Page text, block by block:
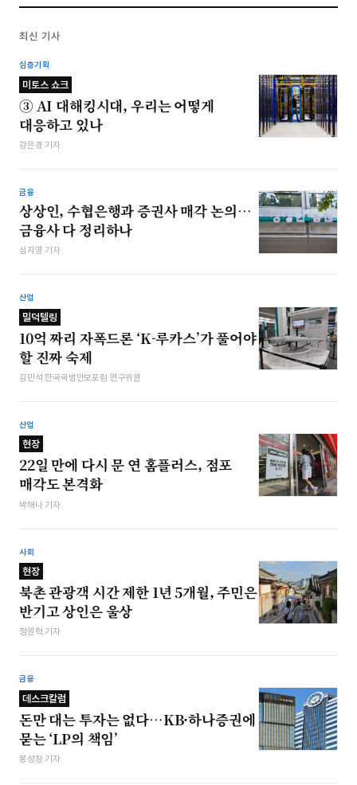
최신 기사
심층기획
미토스 쇼크
③ AI 대해킹시대, 우리는 어떻게
대응하고 있나
강은경 기자
금융
상상인, 수협은행과 증권사 매각 논의…
금융사 다 정리하나
심지영 기자
산업
밀덕텔링
10억 짜리 자폭드론 ‘K-루카스’가 풀어야
할 진짜 숙제
김민석 한국국방안보포럼 연구위원
산업
현장
22일 만에 다시 문 연 홈플러스, 점포
매각도 본격화
박해나 기자
사회
현장
북촌 관광객 시간 제한 1년 5개월, 주민은
반기고 상인은 울상
정원혁 기자
금융
데스크칼럼
돈만 대는 투자는 없다…KB·하나증권에
묻는 ‘LP의 책임’
봉성창 기자